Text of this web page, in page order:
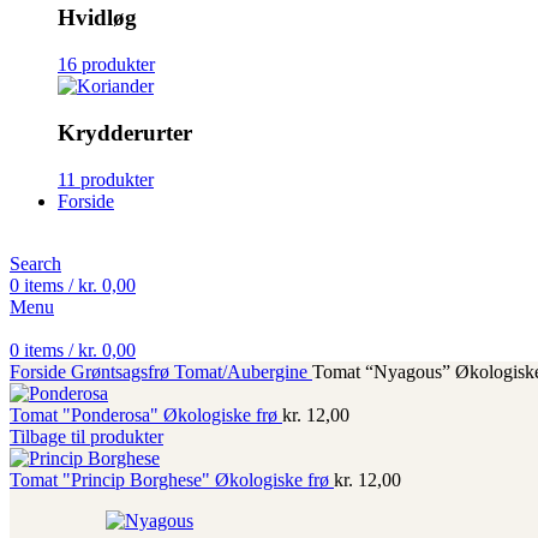
Hvidløg
16 produkter
Krydderurter
11 produkter
Forside
Search
0 items / kr. 0,00
Menu
0 items / kr. 0,00
Forside Grøntsagsfrø Tomat/Aubergine Tomat “Nyagous”
Tomat "Ponderosa" Økologiske frø kr. 12,00
Tilbage til produkter
Tomat "Princip Borghese" Økologiske frø kr. 12,00